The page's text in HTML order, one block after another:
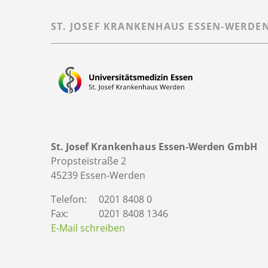
ST. JOSEF KRANKENHAUS ESSEN-
St. Josef Krankenhaus Essen-Werden GmbH
Propsteistraße 2
45239 Essen-Werden
Telefon:
0201 8408 0
Fax:
0201 8408 1346
E-Mail schreiben